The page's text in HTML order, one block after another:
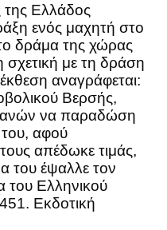
της Ελλάδος
ενός μαχητή στο
δράμα της χώρας
σχετική με τη δράση
αναγράφεται:
Βερσής,
να παραδώση
αφού
απέδωκε τιμάς,
του έψαλλε τον
του Ελληνικού
Εκδοτική